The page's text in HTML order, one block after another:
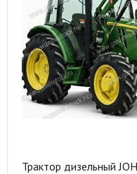
Трактор дизельный